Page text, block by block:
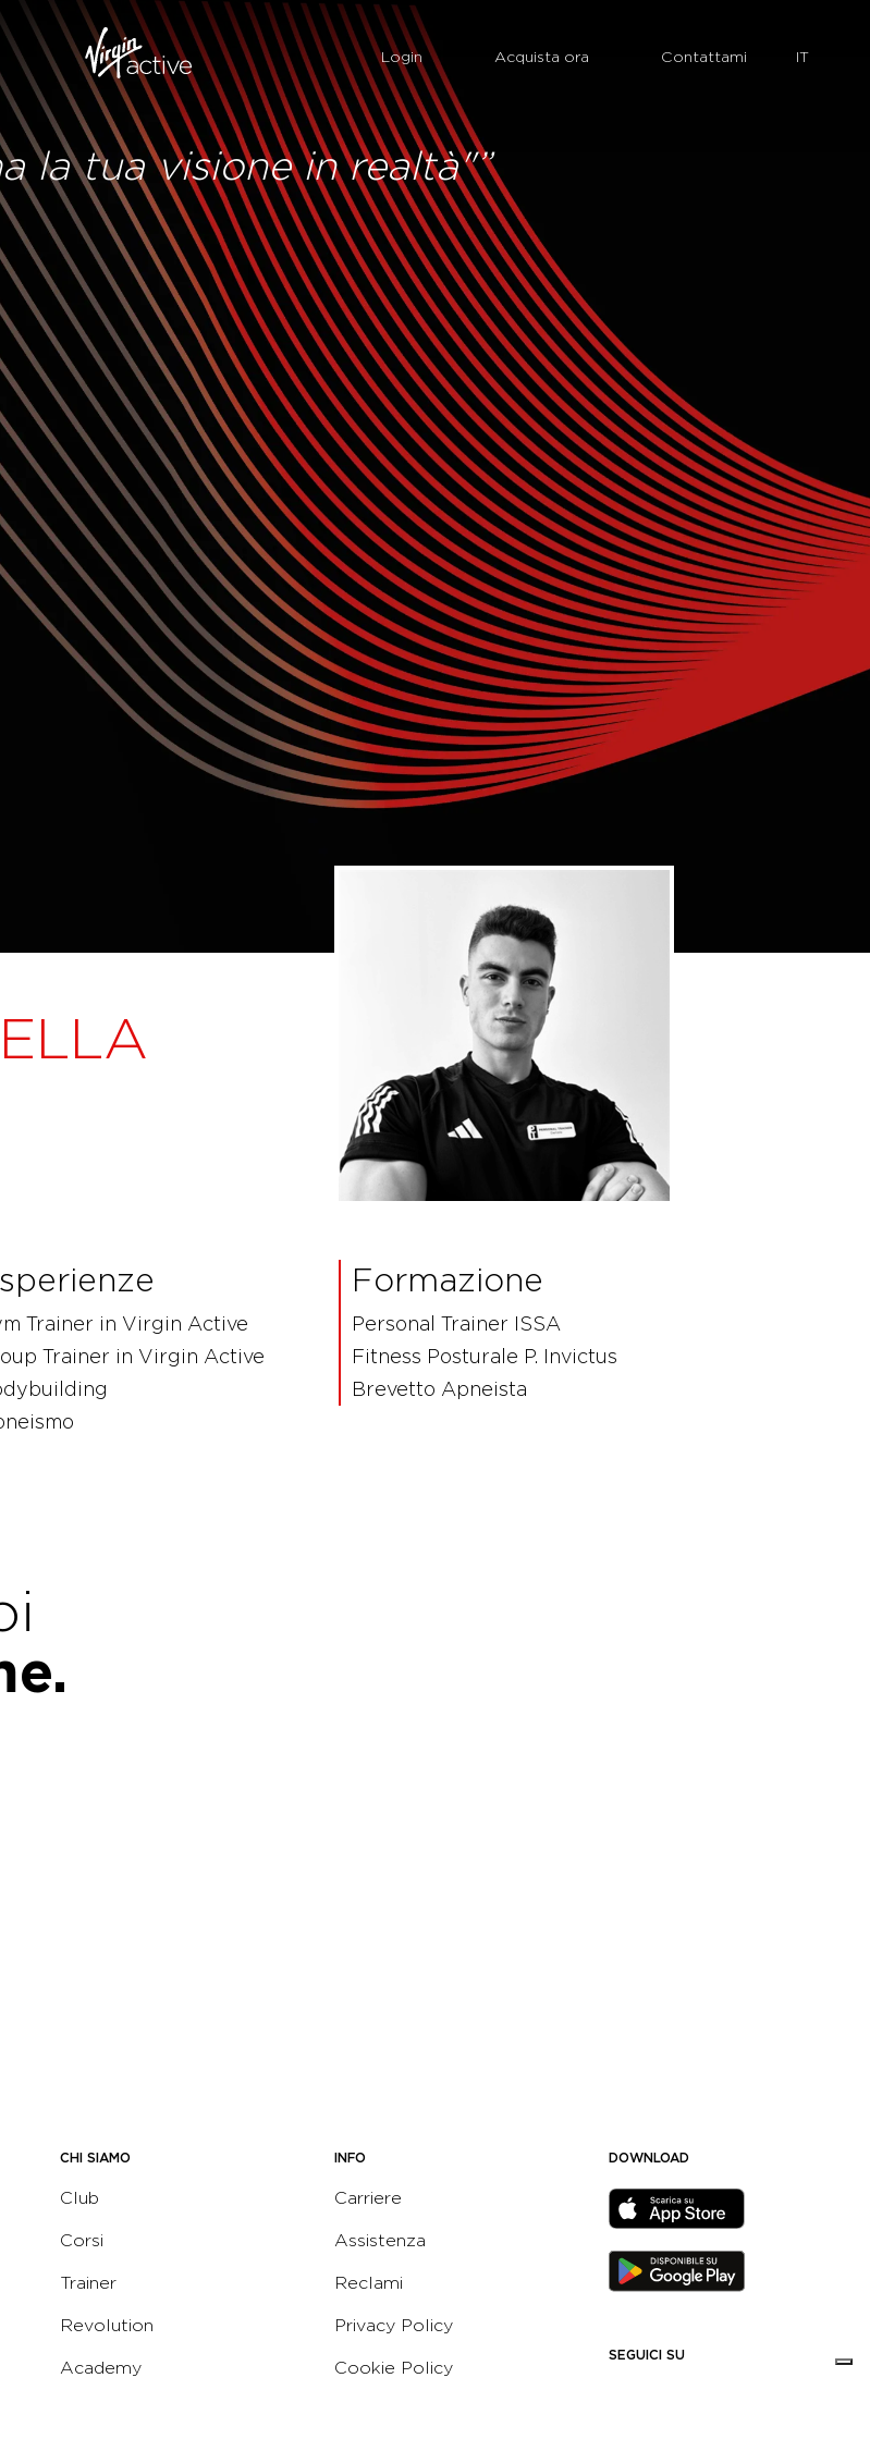
Login Acquista ora Contattami
la tua visione in realtà"”
Trainer in Virgin Active
Trainer in Virgin Active
Formazione
Personal Trainer ISSA
Fitness Posturale P. Invictus
Brevetto Apneista
CHI SIAMO
Club
Corsi
Trainer
Revolution
Academy
INFO
Carriere
Assistenza
Reclami
Privacy Policy
Cookie Policy
DOWNLOAD
SEGUICI SU